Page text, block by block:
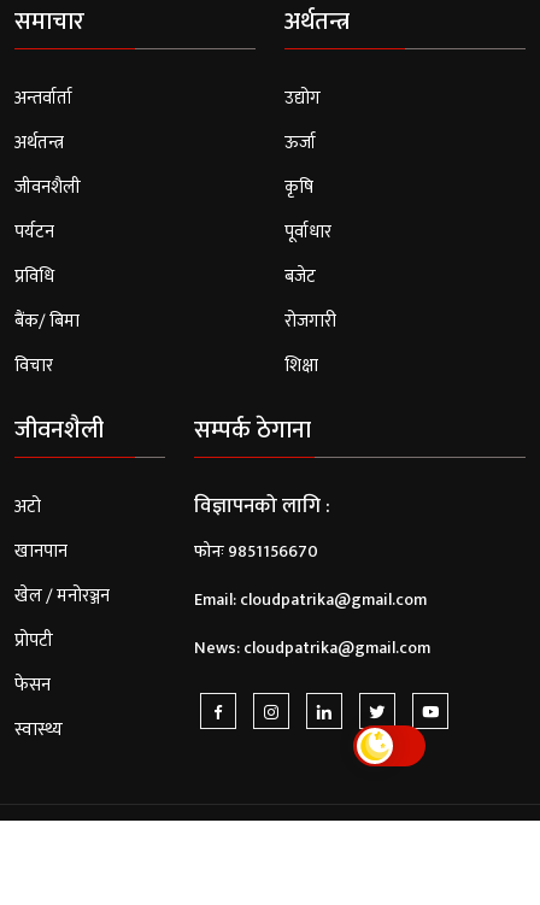
समाचार
अन्तर्वार्ता
अर्थतन्त्र
जीवनशैली
पर्यटन
प्रविधि
बैंक/ बिमा
विचार
अर्थतन्त्र
उद्योग
ऊर्जा
कृषि
पूर्वाधार
बजेट
रोजगारी
शिक्षा
जीवनशैली
अटो
खानपान
खेल / मनोरञ्जन
प्रोपटी
फेसन
स्वास्थ्य
सम्पर्क ठेगाना
विज्ञापनको लागि :
फोनः 9851156670
Email:cloudpatrika@gmail.com
News:cloudpatrika@gmail.com